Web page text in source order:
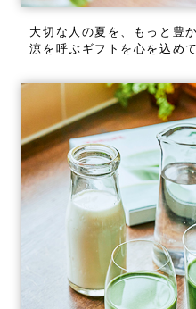
大切な人の夏を、もっと豊か
涼を呼ぶギフトを心を込め